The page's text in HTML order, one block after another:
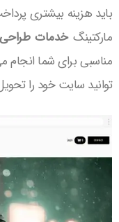
باید هزینه بیشتری
مارکتینگخدمات
مناسبی برای شما انجام
توانید سایت خود را